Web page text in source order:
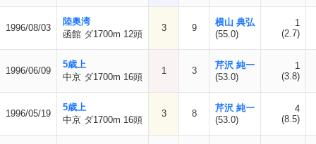
1996/08/03
陸奥湾
函館 ダ1700m 12頭
3 9
横山 典弘
(55.0)
1
(2.7)
1996/06/09
5歳上
中京 ダ1700m 16頭
1 3
芹沢 純一
(53.0)
1
(3.8)
1996/05/19
5歳上
中京 ダ1700m 16頭
3 8
芹沢 純一
(53.0)
4
(8.5)